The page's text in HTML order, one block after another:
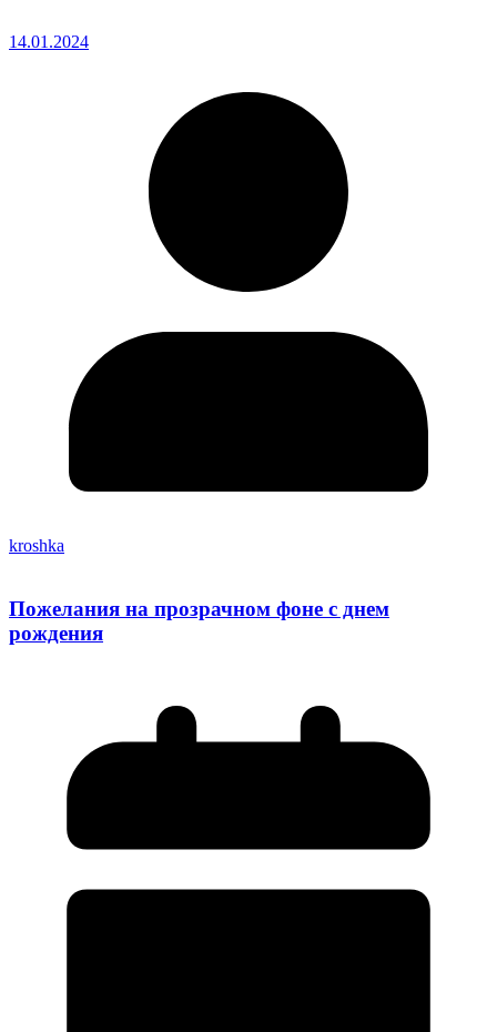
14.01.2024
kroshka
Пожелания на прозрачном фоне с днем
рождения